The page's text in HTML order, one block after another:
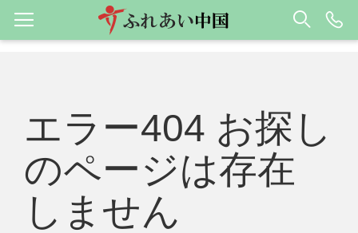
エラー404 お探し
のページは存在
しません